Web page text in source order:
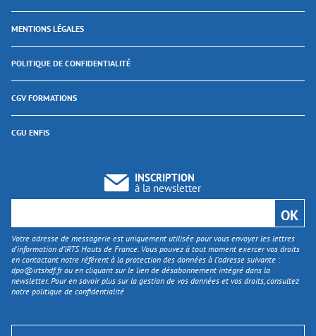
MENTIONS LÉGALES
POLITIQUE DE CONFIDENTIALITÉ
CGV FORMATIONS
CGU ENFIS
INSCRIPTION
à la newsletter
Votre adresse de messagerie est uniquement utilisée pour vous envoyer les lettres
d'information d’IRTS Hauts de France. Vous pouvez à tout moment exercer vos droits
en contactant notre référent à la protection des données à l’adresse suivante :
dpo@irtshdf.frou en cliquant sur le lien de désabonnement intégré dans la
newsletter. Pour en savoir plus sur la gestion de vos données et vos droits, consultez
notre politique de confidentialité